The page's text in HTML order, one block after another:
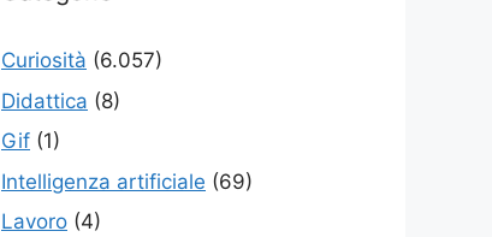
Curiosità (6.057)
Didattica (8)
Gif (1)
Intelligenza artificiale (69)
Lavoro (4)